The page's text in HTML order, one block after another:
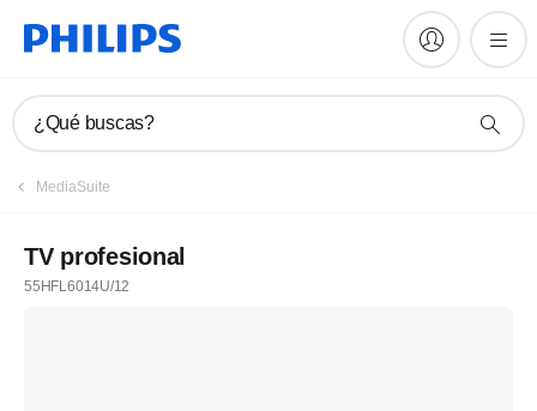
¿Qué buscas?
MediaSuite
TV profesional
55HFL6014U/12